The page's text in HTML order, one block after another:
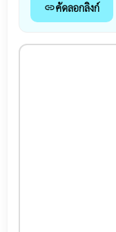
linkคัดลอกลิงก์